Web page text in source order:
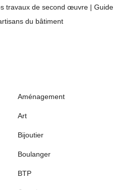
travaux de second œuvre | Guide
du bâtiment
Aménagement
Art
Bijoutier
Boulanger
BTP